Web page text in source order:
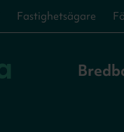
Fastighetsägare